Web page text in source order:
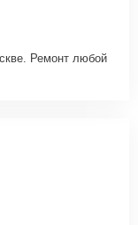
Ремонт любой